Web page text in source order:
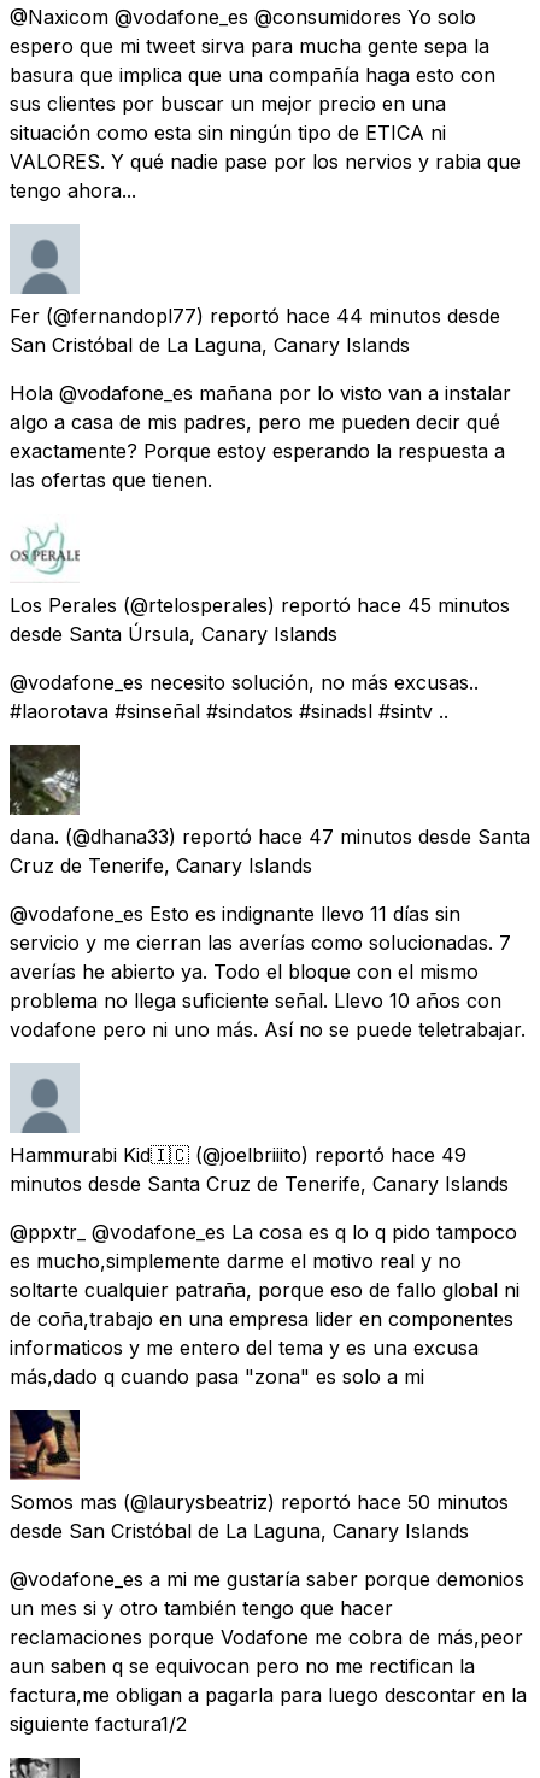
@Naxicom @vodafone_es @consumidores Yo solo
espero que mi tweet sirva para mucha gente sepa la
basura que implica que una compañía haga esto con
sus clientes por buscar un mejor precio en una
situación como esta sin ningún tipo de ETICA ni
VALORES. Y qué nadie pase por los nervios y rabia que
tengo ahora...
Fer (@fernandopl77) reportó hace 44 minutos desde
San Cristóbal de La Laguna, Canary Islands
Hola @vodafone_es mañana por lo visto van a instalar
algo a casa de mis padres, pero me pueden decir qué
exactamente? Porque estoy esperando la respuesta a
las ofertas que tienen.
Los Perales (@rtelosperales) reportó hace 45 minutos
desde Santa Úrsula, Canary Islands
@vodafone_es necesito solución, no más excusas..
#laorotava #sinseñal #sindatos #sinadsl #sintv ..
dana. (@dhana33) reportó hace 47 minutos desde Santa
Cruz de Tenerife, Canary Islands
@vodafone_es Esto es indignante llevo 11 días sin
servicio y me cierran las averías como solucionadas. 7
averías he abierto ya. Todo el bloque con el mismo
problema no llega suficiente señal. Llevo 10 años con
vodafone pero ni uno más. Así no se puede teletrabajar.
Hammurabi Kid🇮🇨 (@joelbriiito) reportó hace 49
minutos desde Santa Cruz de Tenerife, Canary Islands
@ppxtr_ @vodafone_es La cosa es q lo q pido tampoco
es mucho,simplemente darme el motivo real y no
soltarte cualquier patraña, porque eso de fallo global ni
de coña,trabajo en una empresa lider en componentes
informaticos y me entero del tema y es una excusa
más,dado q cuando pasa "zona" es solo a mi
Somos mas (@laurysbeatriz) reportó hace 50 minutos
desde San Cristóbal de La Laguna, Canary Islands
@vodafone_es a mi me gustaría saber porque demonios
un mes si y otro también tengo que hacer
reclamaciones porque Vodafone me cobra de más,peor
aun saben q se equivocan pero no me rectifican la
factura,me obligan a pagarla para luego descontar en la
siguiente factura1/2